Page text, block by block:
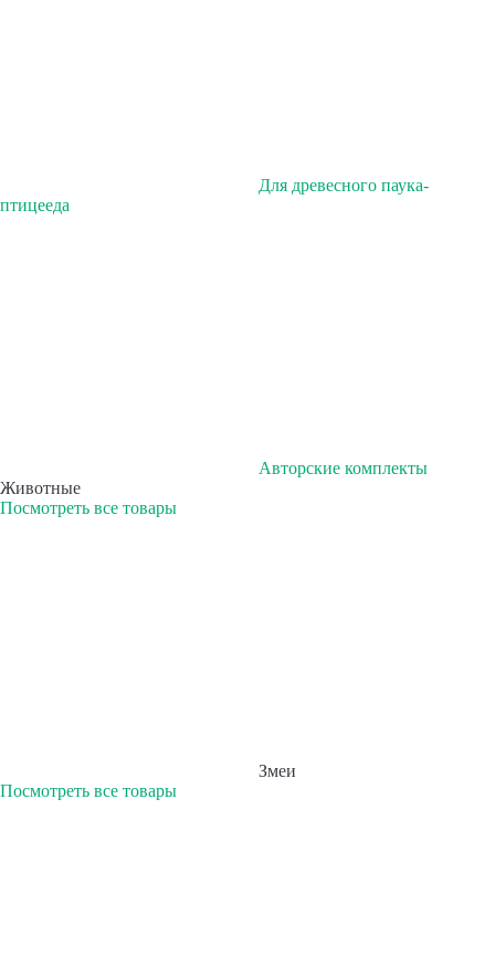
Для древесного паука-
птицееда
Авторские комплекты
Животные
Посмотреть все товары
Змеи
Посмотреть все товары